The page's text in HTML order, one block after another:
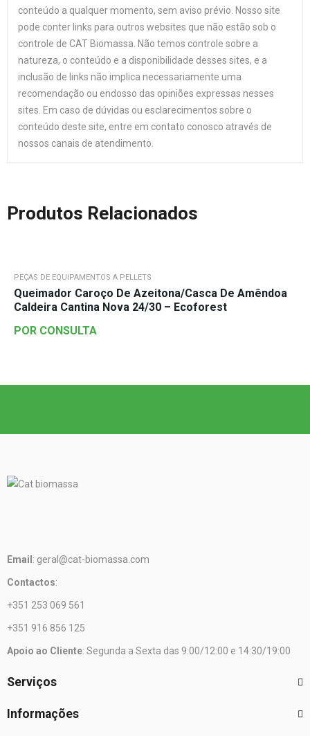
conteúdo a qualquer momento, sem aviso prévio. Nosso site
pode conter links para outros websites que não estão sob o
controle de CAT Biomassa. Não temos controle sobre a
natureza, o conteúdo e a disponibilidade desses sites, e a
inclusão de links não implica necessariamente uma
recomendação ou endosso das opiniões expressas nesses
sites. Em caso de dúvidas ou esclarecimentos sobre o
conteúdo deste site, entre em contato conosco através de
nossos canais de atendimento.
Produtos Relacionados
PEÇAS DE EQUIPAMENTOS A PELLETS
Queimador Caroço De Azeitona/Casca De Amêndoa
Caldeira Cantina Nova 24/30 – Ecoforest
POR CONSULTA
Email : geral@cat-biomassa.com
Contactos:
+351 253 069 561
+351 916 856 125
Apoio ao Cliente: Segunda a Sexta das 9:00/12:00 e 14:30/19:00
Serviços
Informações